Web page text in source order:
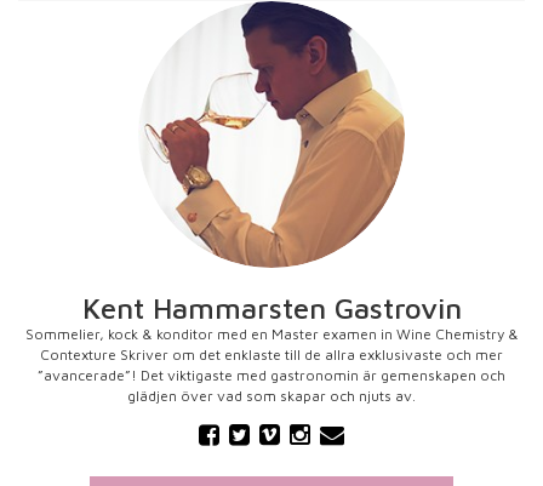
Kent Hammarsten Gastrovin
Sommelier, kock & konditor med en Master examen in Wine Chemistry &
Contexture Skriver om det enklaste till de allra exklusivaste och mer
”avancerade”! Det viktigaste med gastronomin är gemenskapen och
glädjen över vad som skapar och njuts av.